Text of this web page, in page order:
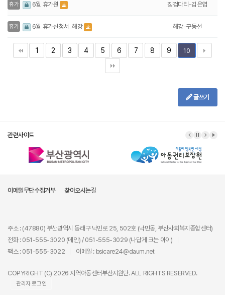
휴가 6월 휴가원 징검다리-김은엽
휴가 6월 휴가신청서_해강 해강-구동선
1 2 3 4 5 6 7 8 9 10
글쓰기
관련사이트
이메일무단수집거부 찾아오시는길
주소 : (47880) 부산광역시 동래구 낙민로 25, 502호 (낙민동, 부산사회복지종합센터)
전화 : 051-555-3020 (메인) / 051-555-3029 (나답게 크는 아이)
팩스 : 051-555-3022
이메일 : bsicare24@daum.net
COPYRIGHT (C) 2026 지역아동센터부산지원단. ALL RIGHTS RESERVED.
관리자 로그인